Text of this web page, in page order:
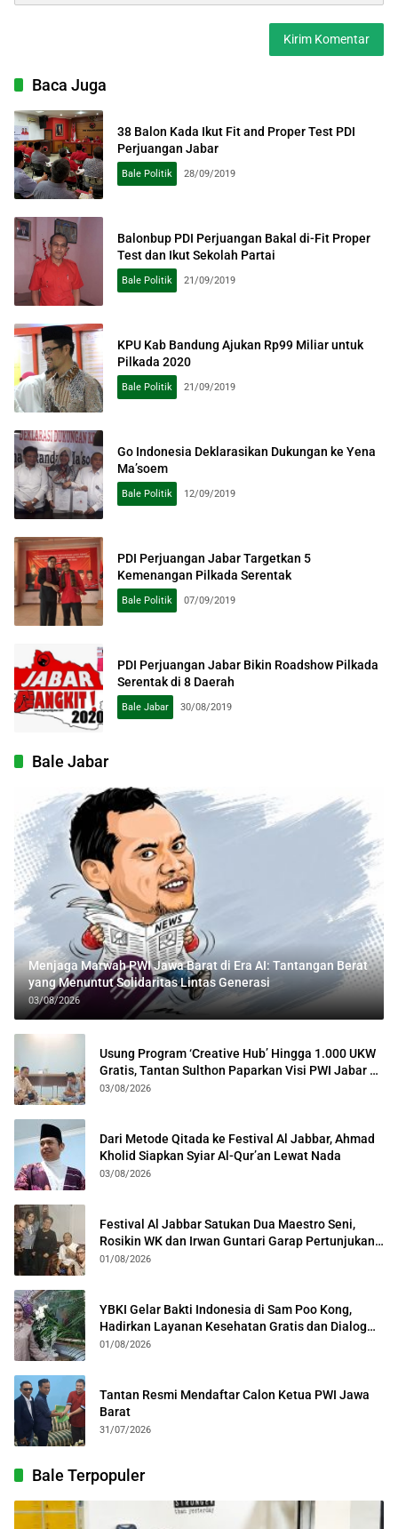
Baca Juga
38 Balon Kada Ikut Fit and Proper Test PDI
Perjuangan Jabar
Bale Politik 28/09/2019
Balonbup PDI Perjuangan Bakal di-Fit Proper
Test dan Ikut Sekolah Partai
Bale Politik 21/09/2019
KPU Kab Bandung Ajukan Rp99 Miliar untuk
Pilkada 2020
Bale Politik 21/09/2019
Go Indonesia Deklarasikan Dukungan ke Yena
Ma’soem
Bale Politik 12/09/2019
PDI Perjuangan Jabar Targetkan 5
Kemenangan Pilkada Serentak
Bale Politik 07/09/2019
PDI Perjuangan Jabar Bikin Roadshow Pilkada
Serentak di 8 Daerah
Bale Jabar 30/08/2019
Bale Jabar
Menjaga Marwah PWI Jawa Barat di Era AI: Tantangan Berat
yang Menuntut Solidaritas Lintas Generasi
03/08/2026
Usung Program ‘Creative Hub’ Hingga 1.000 UKW
Gratis, Tantan Sulthon Paparkan Visi PWI Jabar di
Kota Bogor
03/08/2026
Dari Metode Qitada ke Festival Al Jabbar, Ahmad
Kholid Siapkan Syiar Al-Qur’an Lewat Nada
03/08/2026
Festival Al Jabbar Satukan Dua Maestro Seni,
Rosikin WK dan Irwan Guntari Garap Pertunjukan
Kolosal
01/08/2026
YBKI Gelar Bakti Indonesia di Sam Poo Kong,
Hadirkan Layanan Kesehatan Gratis dan Dialog
Kebangsaan
01/08/2026
Tantan Resmi Mendaftar Calon Ketua PWI Jawa
Barat
31/07/2026
Bale Terpopuler